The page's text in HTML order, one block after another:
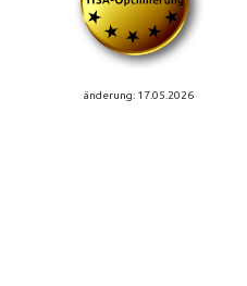
änderung: 17.05.2026